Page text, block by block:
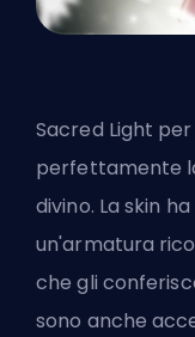
Sacred Light
perfettamente
divino. Laskin
un'armatura
che gli
sono anche